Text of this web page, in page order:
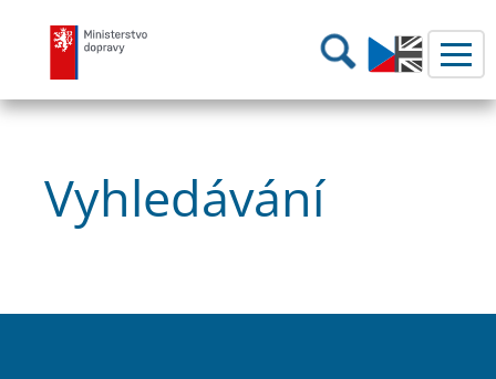
Ministerstvo dopravy Hledání
Vyhledávání